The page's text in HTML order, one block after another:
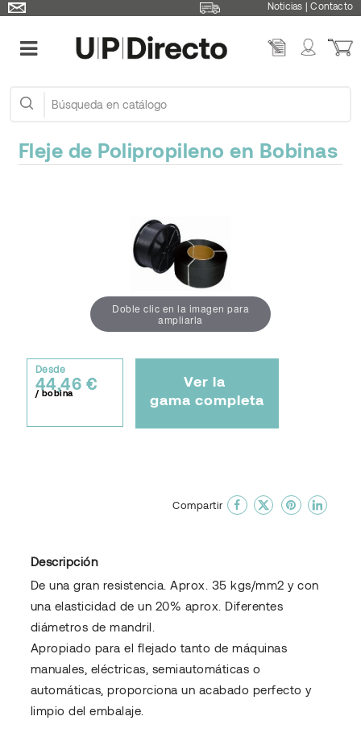
Noticias |Contacto
Fleje de Polipropileno en Bobinas
Doble clic en la imagen para
ampliarla
Desde
44,46 €
/ bobina
Ver la
gama completa
Compartir
Descripción
De una gran resistencia. Aprox. 35 kgs/mm2 y con
una elasticidad de un 20% aprox. Diferentes
diámetros de mandril.
Apropiado para el flejado tanto de máquinas
manuales, eléctricas, semiautomáticas o
automáticas, proporciona un acabado perfecto y
limpio del embalaje.